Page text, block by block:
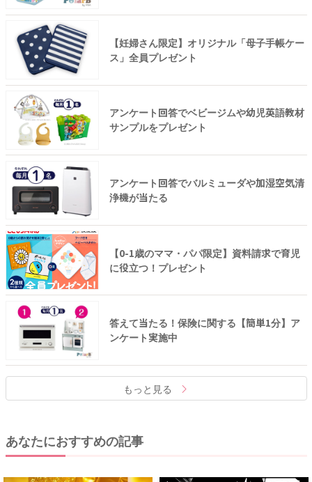
【妊婦さん限定】オリジナル「母子手帳ケー
ス」全員プレゼント
アンケート回答でベビージムや幼児英語教材
サンプルをプレゼント
アンケート回答でバルミューダや加湿空気清
浄機が当たる
【0-1歳のママ・パパ限定】資料請求で育児
に役立つ！プレゼント
答えて当たる！保険に関する【簡単1分】ア
ンケート実施中
もっと見る
あなたにおすすめの記事